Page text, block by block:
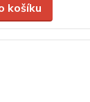
košíku